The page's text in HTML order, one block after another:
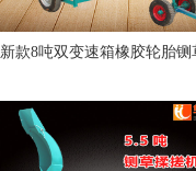
新款8吨双变速箱橡胶轮胎